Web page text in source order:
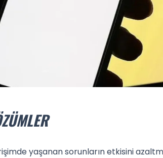
yaşanan sorunların etkisini